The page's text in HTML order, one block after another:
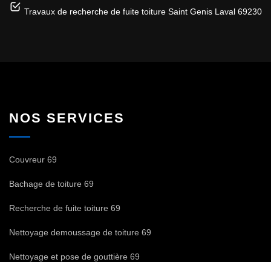
Travaux de recherche de fuite toiture Saint Genis Laval 69230
NOS SERVICES
Couvreur 69
Bachage de toiture 69
Recherche de fuite toiture 69
Nettoyage demoussage de toiture 69
Nettoyage et pose de gouttière 69